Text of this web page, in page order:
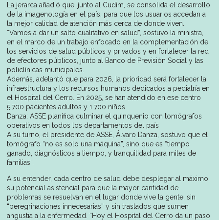
La jerarca añadió que, junto al Cudim, se consolida el desarrollo
de la imagenología en el país, para que los usuarios accedan a
la mejor calidad de atención más cerca de donde viven.
“Vamos a dar un salto cualitativo en salud”, sostuvo la ministra,
en el marco de un trabajo enfocado en la complementación de
los servicios de salud públicos y privados y en fortalecer la red
de efectores públicos, junto al Banco de Previsión Social y las
policlínicas municipales.
Además, adelantó que para 2026, la prioridad será fortalecer la
infraestructura y los recursos humanos dedicados a pediatría en
el Hospital del Cerro. En 2025, se han atendido en ese centro
5.700 pacientes adultos y 1.700 niños.
Danza: ASSE planifica culminar el quinquenio con tomógrafos
operativos en todos los departamentos del país
A su turno, el presidente de ASSE, Álvaro Danza, sostuvo que el
tomógrafo “no es solo una máquina”, sino que es “tiempo
ganado, diagnósticos a tiempo, y tranquilidad para miles de
familias”.
A su entender, cada centro de salud debe desplegar al máximo
su potencial asistencial para que la mayor cantidad de
problemas se resuelvan en el lugar donde vive la gente, sin
“peregrinaciones innecesarias” y sin traslados que sumen
angustia a la enfermedad. “Hoy el Hospital del Cerro da un paso